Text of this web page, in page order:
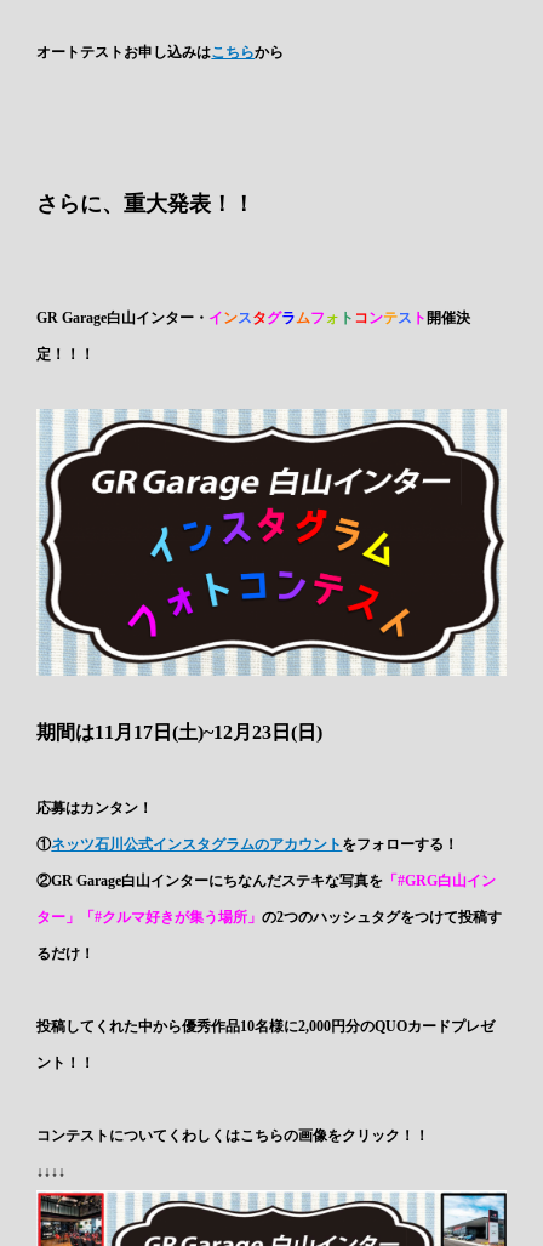
オートテストお申し込みはこちらから
さらに、重大発表！！
GR Garage白山インター・ インスタグラ ムフ ォ ト コンテス ト 開催決
定！！！
期間は11月17日(土)~12月23日(日)
応募はカンタン！
①ネッツ石川公式インスタグラムのアカウント をフォローする！
②GR Garage白山インターにちなんだステキな写真を 「#GRG白山イン
ター」「#クルマ好きが集う場所」の2つのハッシュタグをつけて投稿す
るだけ！
投稿してくれた中から優秀作品10名様に2,000円分のQUOカードプレゼ
ント！！
コンテストについてくわしくはこちらの画像をクリック！！
↓↓↓↓